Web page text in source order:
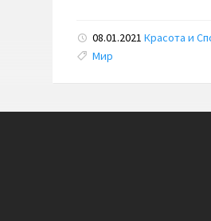
08.01.2021 Красота и
Tags:
Мир